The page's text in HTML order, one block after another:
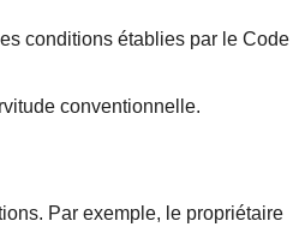
conditions établies par le Code
conventionnelle.
Par exemple, le propriétaire